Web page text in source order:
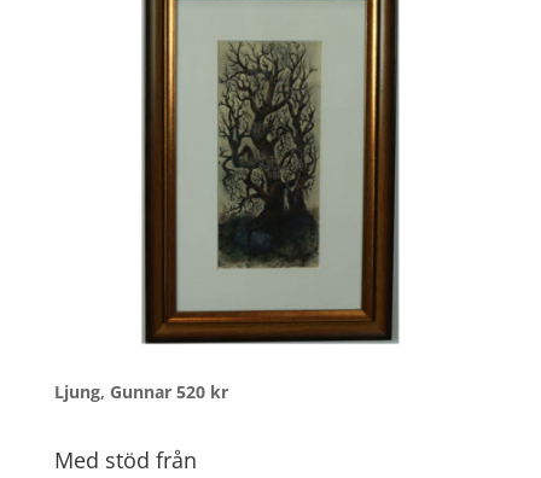
Ljung, Gunnar 520 kr
Med stöd från